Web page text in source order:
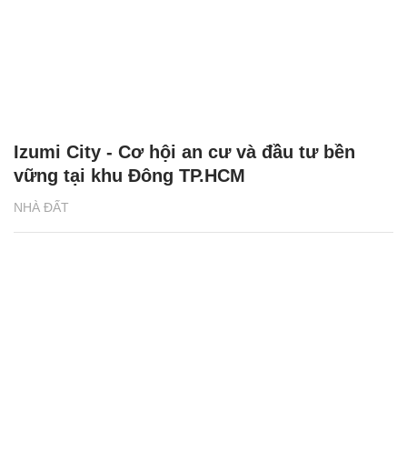
NHÀ ĐẤT
Izumi City - Cơ hội an cư và đầu tư bền
vững tại khu Đông TP.HCM